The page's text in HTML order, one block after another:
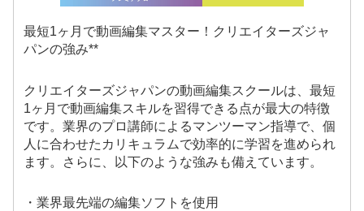
最短1ヶ月で動画編集マスター！クリエイターズジャ
パンの強み**
クリエイターズジャパンの動画編集スクールは、最短
1ヶ月で動画編集スキルを習得できる点が最大の特徴
です。業界のプロ講師によるマンツーマン指導で、個
人に合わせたカリキュラムで効率的に学習を進められ
ます。さらに、以下のような強みも備えています。
・業界最先端の編集ソフトを使用